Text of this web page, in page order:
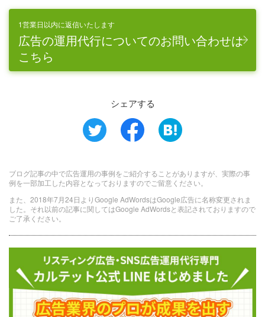
1営業日以内に返信いたします
広告の運用代行についてのお問い合わせは
こちら
シェアする
ブログ記事の中で広告運用の事例をご紹介することがありますが、実際の事
例を一部加工した内容となっておりますのでご留意ください。
また、2018年7月24日よりGoogle AdWordsはGoogle広告に名称変更されま
した。それ以前の記事に関してはGoogle AdWordsと表記されておりますので
ご了承ください。